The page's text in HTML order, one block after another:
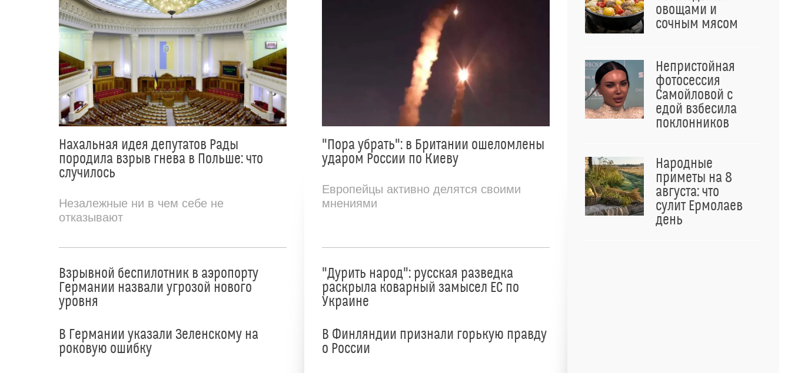
Нахальная идея депутатов Рады
породила взрыв гнева в Польше: что
случилось
Незалежные ни в чем себе не
отказывают
Взрывной беспилотник в аэропорту
Германии назвали угрозой нового
уровня
В Германии указали Зеленскому на
роковую ошибку
"Пора убрать": в Британии ошеломлены
ударом России по Киеву
Европейцы активно делятся своими
мнениями
"Дурить народ": русская разведка
раскрыла коварный замысел ЕС по
Украине
В Финляндии признали горькую правду
о России
овощами и
сочным мясом
Непристойная
фотосессия
Самойловой с
едой взбесила
поклонников
Народные
приметы на 8
августа: что
сулит Ермолаев
день